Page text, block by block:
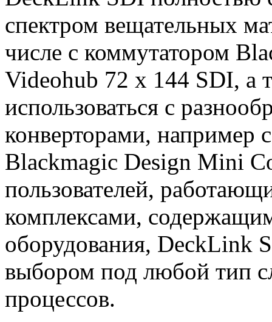
спектром вещательных
числе с коммутатором
Videohub 72 x 144 SDI, а
использоваться с
конверторами, например
Blackmagic Design Mini
пользователей,
комплексами,
оборудования, DeckLink
выбором под любой тип
процессов.